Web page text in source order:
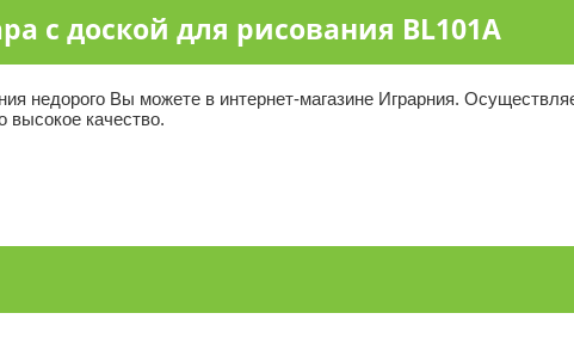
с доской для рисования BL101A
недорого Вы можете в интернет-магазине Играрния.
высокое качество.